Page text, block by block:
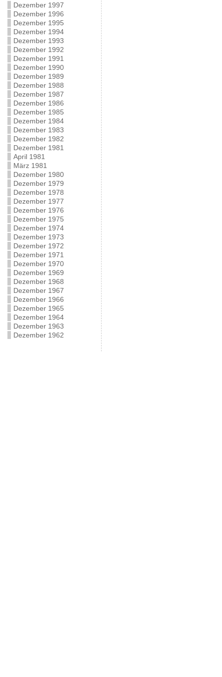
Dezember 1997
Dezember 1996
Dezember 1995
Dezember 1994
Dezember 1993
Dezember 1992
Dezember 1991
Dezember 1990
Dezember 1989
Dezember 1988
Dezember 1987
Dezember 1986
Dezember 1985
Dezember 1984
Dezember 1983
Dezember 1982
Dezember 1981
April 1981
März 1981
Dezember 1980
Dezember 1979
Dezember 1978
Dezember 1977
Dezember 1976
Dezember 1975
Dezember 1974
Dezember 1973
Dezember 1972
Dezember 1971
Dezember 1970
Dezember 1969
Dezember 1968
Dezember 1967
Dezember 1966
Dezember 1965
Dezember 1964
Dezember 1963
Dezember 1962